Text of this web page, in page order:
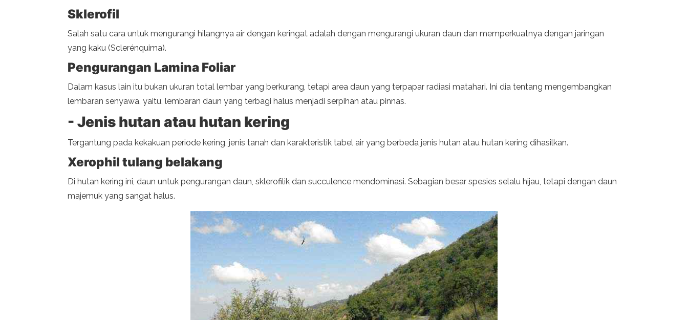
Sklerofil
Salah satu cara untuk mengurangi hilangnya air dengan keringat adalah dengan mengurangi ukuran daun dan memperkuatnya dengan jaringan
yang kaku (Sclerénquima).
Pengurangan Lamina Foliar
Dalam kasus lain itu bukan ukuran total lembar yang berkurang, tetapi area daun yang terpapar radiasi matahari. Ini dia tentang mengembangkan
lembaran senyawa, yaitu, lembaran daun yang terbagi halus menjadi serpihan atau pinnas.
- Jenis hutan atau hutan kering
Tergantung pada kekakuan periode kering, jenis tanah dan karakteristik tabel air yang berbeda jenis hutan atau hutan kering dihasilkan.
Xerophil tulang belakang
Di hutan kering ini, daun untuk pengurangan daun, sklerofilik dan succulence mendominasi. Sebagian besar spesies selalu hijau, tetapi dengan daun
majemuk yang sangat halus.